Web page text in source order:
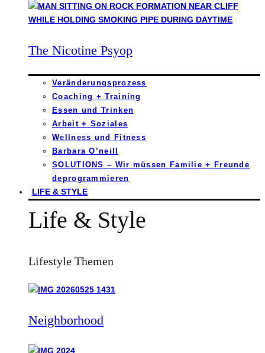
The Nicotine Psyop
Veränderungsprozess
Coaching + Training
Essen und Trinken
Arbeit + Soziales
Wellness und Fitness
Barbara O’neill
SOLUTIONS – Wir müssen Familie + Freunde
deprogrammieren
LIFE & STYLE
Life & Style
Lifestyle Themen
Neighborhood